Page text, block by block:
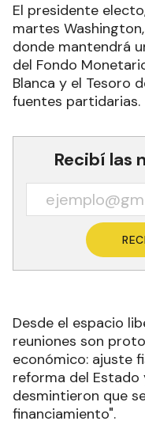
El presidente
martes
donde mantendrá
del Fondo
Blanca y el Tesoro
fuentes partidarias.
Recibí las
Desde el espacio
reuniones son
económico: ajuste
reforma del Estado
desmintieron que
financiamiento".